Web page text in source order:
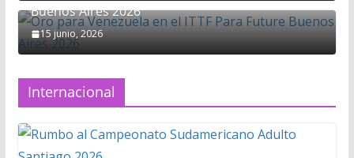
Buenos Aires 2026
15 junio, 2026
Internacional